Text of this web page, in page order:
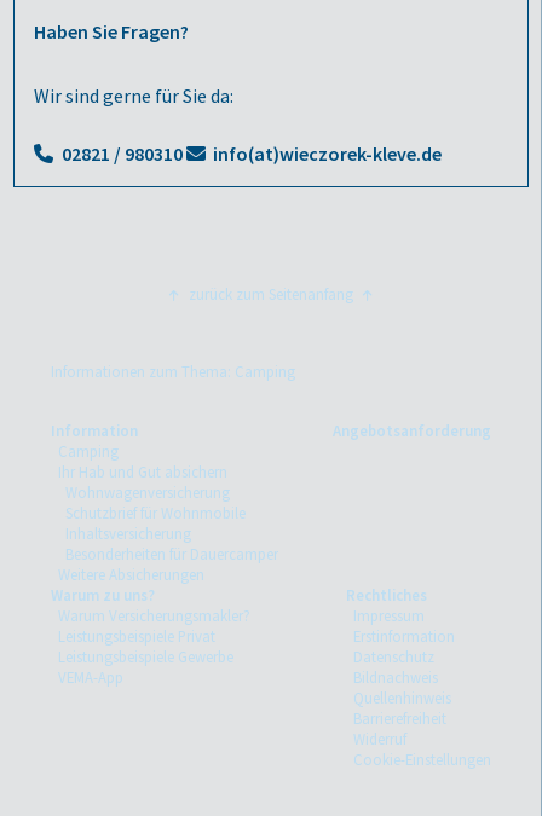
Haben Sie Fragen?
Wir sind gerne für Sie da:
02821 / 980310 info(at)wieczorek-kleve.de
zurück zum Seitenanfang
Informationen zum Thema: Camping
Information
Camping
Ihr Hab und Gut absichern
Wohnwagenversicherung
Schutzbrief für Wohnmobile
Inhaltsversicherung
Besonderheiten für Dauercamper
Weitere Absicherungen
Angebotsanforderung
Warum zu uns?
Warum Versicherungsmakler?
Leistungsbeispiele Privat
Leistungsbeispiele Gewerbe
VEMA-App
Rechtliches
Impressum
Erstinformation
Datenschutz
Bildnachweis
Quellenhinweis
Barrierefreiheit
Widerruf
Cookie-Einstellungen